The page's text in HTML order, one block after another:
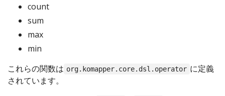
count
sum
max
min
これらの関数は org.komapper.core.dsl.operator に定義
されています。